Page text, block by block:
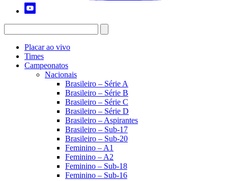
Placar ao vivo
Times
Campeonatos
Nacionais
Brasileiro – Série A
Brasileiro – Série B
Brasileiro – Série C
Brasileiro – Série D
Brasileiro – Aspirantes
Brasileiro – Sub-17
Brasileiro – Sub-20
Feminino – A1
Feminino – A2
Feminino – Sub-18
Feminino – Sub-16